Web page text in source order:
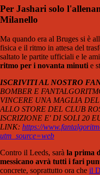
Per Jashari solo
Milanello
Ma quando era al Bruges si è
fisica e il ritmo in attesa del
saltato le partite ufficiali e le
ritmo per i novanta minuti e
ISCRIVITI AL NOSTRO
BOMBER E
VINCERE UNA MAGLIA
ALLO STORE DEL CLUB
ISCRIZIONE E' DI SOLI 20
LINK: https://
utm_source=web
Contro il Leeds, sarà la prima
messicano avrà tutti i fari
concrete, soprattutto ora che il